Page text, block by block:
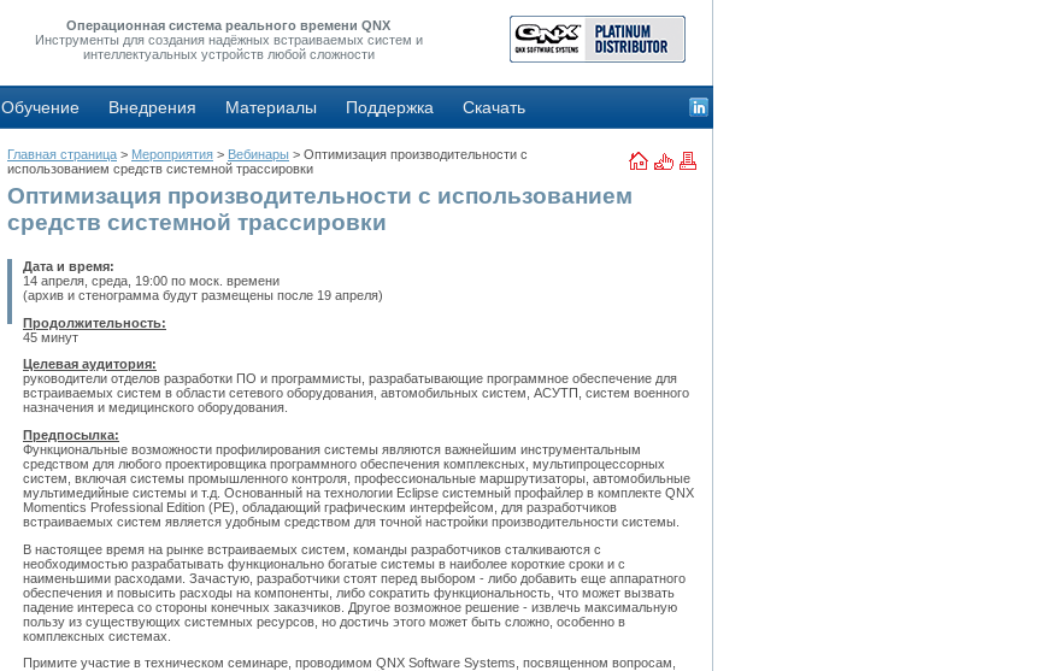
Операционная система реального времени QNX
Инструменты для создания надёжных встраиваемых систем и
интеллектуальных устройств любой сложности
Обучение Внедрения Материалы Поддержка Скачать
Главная страница > Мероприятия > Вебинары > Оптимизация производительности с
использованием средств системной трассировки
Оптимизация производительности с использованием
средств системной трассировки
Дата и время:
14 апреля, среда, 19:00 по моск. времени
(архив и стенограмма будут размещены после 19 апреля)
Продолжительность:
45 минут
Целевая аудитория:
руководители отделов разработки ПО и программисты, разрабатывающие программное обеспечение для
встраиваемых систем в области сетевого оборудования, автомобильных систем, АСУТП, систем военного
назначения и медицинского оборудования.
Предпосылка:
Функциональные возможности профилирования системы являются важнейшим инструментальным
средством для любого проектировщика программного обеспечения комплексных, мультипроцессорных
систем, включая системы промышленного контроля, профессиональные маршрутизаторы, автомобильные
мультимедийные системы и т.д. Основанный на технологии Eclipse системный профайлер в комплекте QNX
Momentics Professional Edition (PE), обладающий графическим интерфейсом, для разработчиков
встраиваемых систем является удобным средством для точной настройки производительности системы.
В настоящее время на рынке встраиваемых систем, команды разработчиков сталкиваются с
необходимостью разрабатывать функционально богатые системы в наиболее короткие сроки и с
наименьшими расходами. Зачастую, разработчики стоят перед выбором - либо добавить еще аппаратного
обеспечения и повысить расходы на компоненты, либо сократить функциональность, что может вызвать
падение интереса со стороны конечных заказчиков. Другое возможное решение - извлечь максимальную
пользу из существующих системных ресурсов, но достичь этого может быть сложно, особенно в
комплексных системах.
Примите участие в техническом семинаре, проводимом QNX Software Systems, посвященном вопросам,